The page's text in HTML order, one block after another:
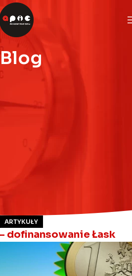
Blog
ARTYKUŁY
dofinansowanie Łask